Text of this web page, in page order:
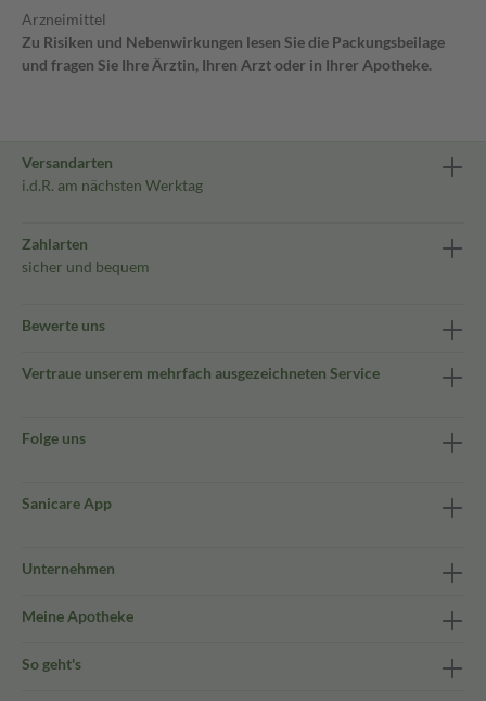
Arzneimittel
Zu Risiken und Nebenwirkungen lesen Sie die Packungsbeilage
und fragen Sie Ihre Ärztin, Ihren Arzt oder in Ihrer Apotheke.
Versandarten
i.d.R. am nächsten Werktag
Zahlarten
sicher und bequem
Bewerte uns
Vertraue unserem mehrfach ausgezeichneten Service
Folge uns
Sanicare App
Unternehmen
Meine Apotheke
So geht's